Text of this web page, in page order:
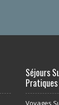
Séjours
Pratiques
Voyages